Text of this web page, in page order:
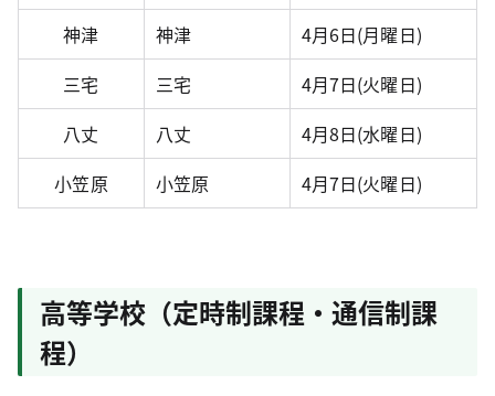
神津
神津
4月6日(月曜日)
三宅
三宅
4月7日(火曜日)
八丈
八丈
4月8日(水曜日)
小笠原
小笠原 4月7日(火曜日)
高等学校（定時制課程・通信制課
程）